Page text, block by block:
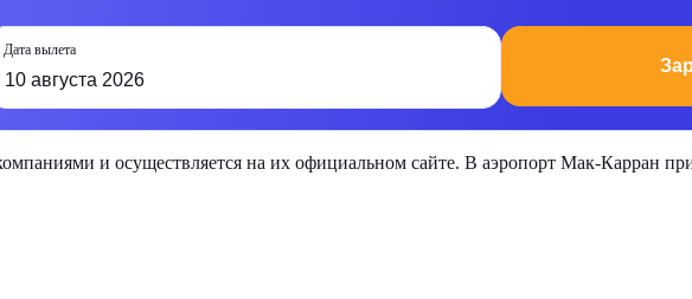
Дата вылета
10 августа 2026
и осуществляется на их официальном сайте. В аэропорт Мак-Карран